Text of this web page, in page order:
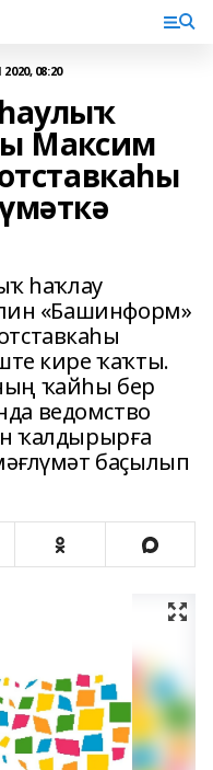
08:20
Максим
һаҡлау
«Башинформ»
кире ҡаҡты.
ҡайһы бер
ведомство
ҡалдырырға
баҫылып